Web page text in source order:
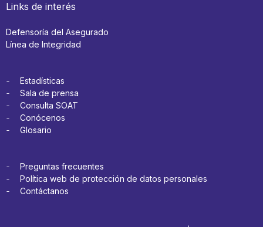
Links de interés
Defensoría del Asegurado
Línea de Integridad
Estadísticas
Sala de prensa
Consulta SOAT
Conócenos
Glosario
Preguntas frecuentes
Política web de protección de datos personales
Contáctanos